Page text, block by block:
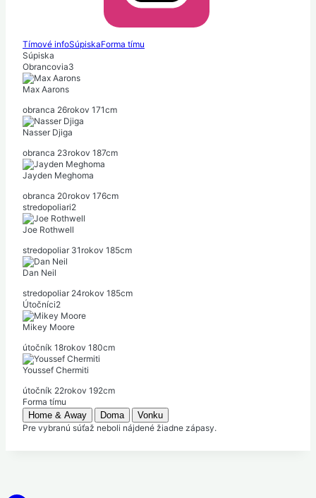
Tímové infoSúpiskaForma tímu
Súpiska
Obrancovia3
Max Aarons
obranca 26rokov 171cm
Nasser Djiga
obranca 23rokov 187cm
Jayden Meghoma
obranca 20rokov 176cm
stredopoliari2
Joe Rothwell
stredopoliar 31 rokov 185cm
Dan Neil
stredopoliar 24rokov 185cm
Útočníci2
Mikey Moore
útočník 18rokov 180cm
Youssef Chermiti
útočník 22rokov 192cm
Forma tímu
Home & Away
Doma
Vonku
Pre vybranú súťaž neboli nájdené žiadne zápasy.